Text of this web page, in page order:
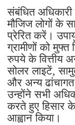
संबंधित अधिकारी
मौजिज लोगों के
प्रेरित करें।
ग्रामीणों को
रुपये के वित्तीय
सोलर लाइटें,
और अन्य ढांचागत
उन्होंने सभी
करते हुए हिसार
आह्वान किया।